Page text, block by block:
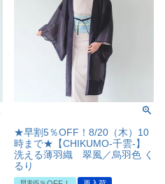
★早割5％OFF！8/20（木）10
時まで★【CHIKUMO-千雲-】
洗える薄羽織 翠風／烏羽色 く
るり